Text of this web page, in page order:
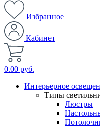
Избранное
Кабинет
0.00 руб.
Интерьерное
Типы
Люстры